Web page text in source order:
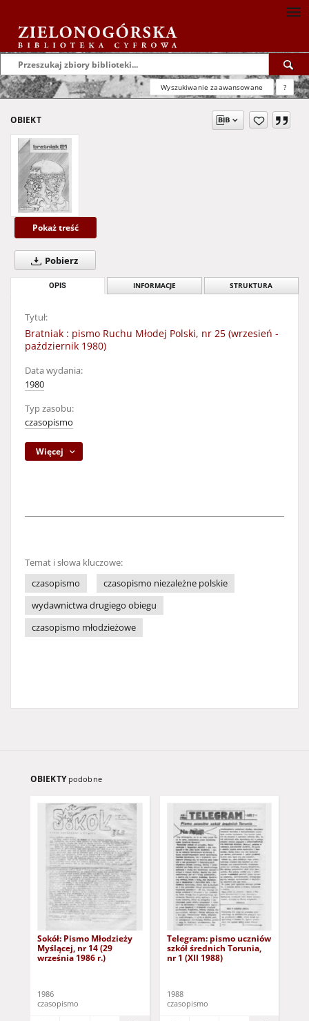
Wyszukiwanie zaawansowane ?
OBIEKT
Pokaż treść
Pobierz
OPIS INFORMACJE STRUKTURA
Tytuł:
Bratniak : pismo Ruchu Młodej Polski, nr 25 (wrzesień -
październik 1980)
Data wydania:
1980
Typ zasobu:
czasopismo
Więcej
Temat i słowa kluczowe:
czasopismo
czasopismo niezależne polskie
wydawnictwa drugiego obiegu
czasopismo młodzieżowe
OBIEKTY podobne
Sokół: Pismo Młodzieży
Myślącej, nr 14 (29
września 1986 r.)
1986
czasopismo
Telegram: pismo uczniów
szkół średnich Torunia,
nr 1 (XII 1988)
1988
czasopismo